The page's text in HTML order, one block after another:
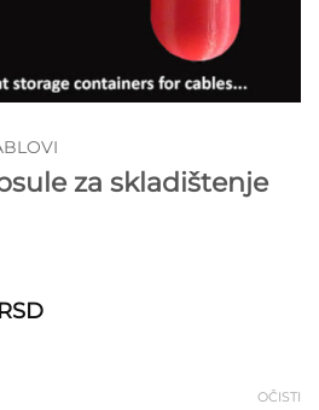
za skladištenje
RSDRaspon
OČISTI